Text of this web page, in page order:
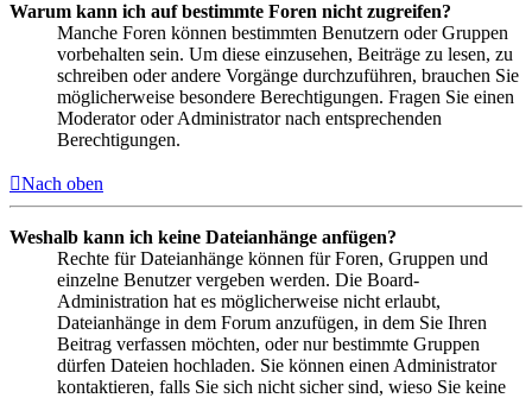
Warum kann ich auf bestimmte Foren nicht zugreifen?
Manche Foren können bestimmten Benutzern oder Gruppen
vorbehalten sein. Um diese einzusehen, Beiträge zu lesen, zu
schreiben oder andere Vorgänge durchzuführen, brauchen Sie
möglicherweise besondere Berechtigungen. Fragen Sie einen
Moderator oder Administrator nach entsprechenden
Berechtigungen.
Nach oben
Weshalb kann ich keine Dateianhänge anfügen?
Rechte für Dateianhänge können für Foren, Gruppen und
einzelne Benutzer vergeben werden. Die Board-
Administration hat es möglicherweise nicht erlaubt,
Dateianhänge in dem Forum anzufügen, in dem Sie Ihren
Beitrag verfassen möchten, oder nur bestimmte Gruppen
dürfen Dateien hochladen. Sie können einen Administrator
kontaktieren, falls Sie sich nicht sicher sind, wieso Sie keine